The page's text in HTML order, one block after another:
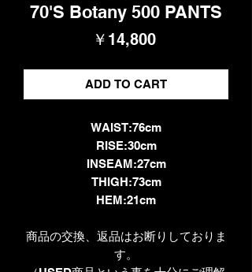
70'S Botany 500 PANTS
￥14,800価
ADD TO CART
WAIST:76cm
RISE:30cm
INSEAM:27cm
THIGH:73cm
HEM:21cm
商品の交換、返品はお断りしておりま
す。